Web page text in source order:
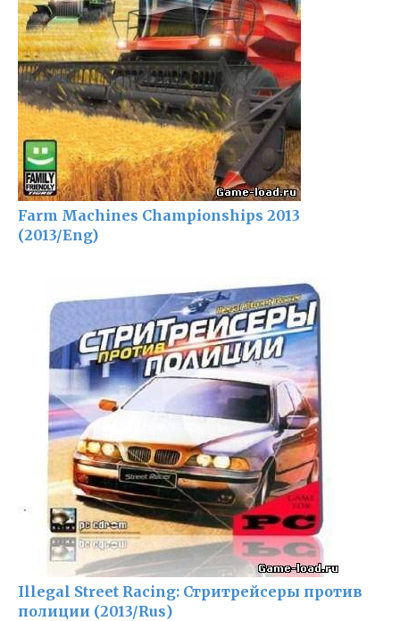
Farm Machines Championships 2013
(2013/Eng)
Illegal Street Racing: Стритрейсеры против
полиции (2013/Rus)